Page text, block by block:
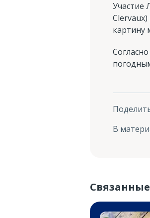
Участие
картину
В